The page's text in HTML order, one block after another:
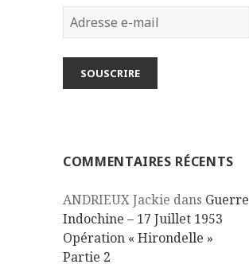
Adresse
e-
mail
SOUSCRIRE
COMMENTAIRES RÉCENTS
ANDRIEUX Jackie dans Guerre
Indochine – 17 Juillet 1953
Opération « Hirondelle »
Partie 2